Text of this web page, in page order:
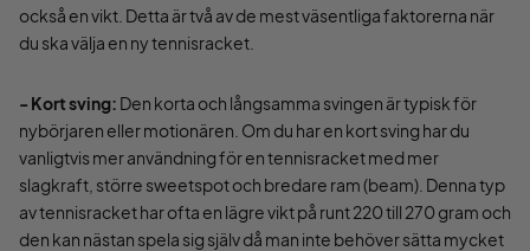
också en vikt. Detta är två av de mest väsentliga faktorerna när
du ska välja en ny tennisracket.
- Kort sving: Den korta och långsamma svingen är typisk för
nybörjaren eller motionären. Om du har en kort sving har du
vanligtvis mer användning för en tennisracket med mer
slagkraft, större sweetspot och bredare ram (beam). Denna typ
av tennisracket har ofta en lägre vikt på runt 220 till 270 gram och
den kan nästan spela sig själv då man inte behöver sätta mycket